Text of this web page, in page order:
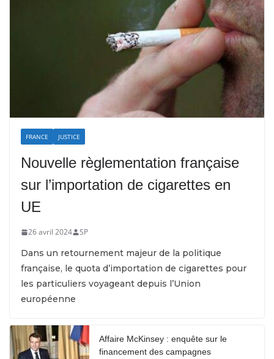
FRANCE JUSTICE
Nouvelle règlementation française
sur l’importation de cigarettes en
UE
26 avril 2024 SP
Dans un retournement majeur de la politique
française, le quota d’importation de cigarettes pour
les particuliers voyageant depuis l’Union
européenne
Affaire McKinsey : enquête sur le
financement des campagnes